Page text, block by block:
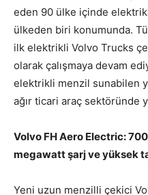
eden 90 ülke içinde
ülkeden biri konumunda.
ilk elektrikli Volvo Trucks
olarak çalışmaya devam
elektrikli menzil sunabilen
ağır ticari araç sektöründe
Volvo FH Aero Electric:
megawatt şarj ve yüksek
Yeni uzun menzilli çekici